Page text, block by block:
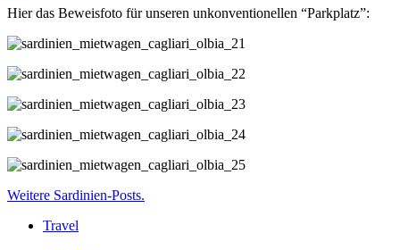
Hier das Beweisfoto für unseren unkonventionellen “Parkplatz”:
Weitere Sardinien-Posts.
Travel